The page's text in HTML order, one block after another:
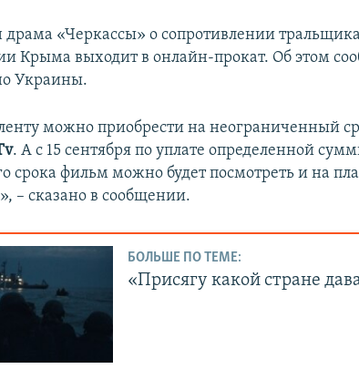
«Черкассы» о сопротивлении
Крыма выходит в онлайн-прокат. Об этом
Украины.
ленту можно приобрести на неограниченный
. А с 15 сентября по уплате определенной
срока фильм можно будет посмотреть и на
», – сказано в сообщении.
БОЛЬШЕ ПО ТЕМЕ:
«Присягу какой стране